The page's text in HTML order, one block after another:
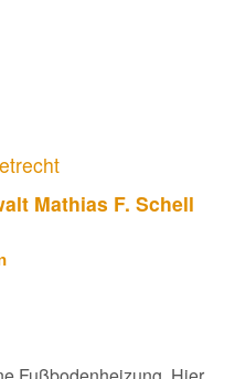
Mathias F. Schell